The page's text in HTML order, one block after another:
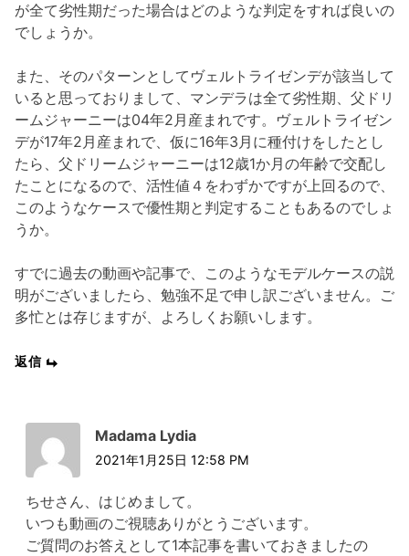
が全て劣性期だった場合はどのような判定をすれば良いの
でしょうか。
また、そのパターンとしてヴェルトライゼンデが該当して
いると思っておりまして、マンデラは全て劣性期、父ドリ
ームジャーニーは04年2月産まれです。ヴェルトライゼン
デが17年2月産まれで、仮に16年3月に種付けをしたとし
たら、父ドリームジャーニーは12歳1か月の年齢で交配し
たことになるので、活性値４をわずかですが上回るので、
このようなケースで優性期と判定することもあるのでしょ
うか。
すでに過去の動画や記事で、このようなモデルケースの説
明がございましたら、勉強不足で申し訳ございません。ご
多忙とは存じますが、よろしくお願いします。
返信
Madama Lydia
2021年1月25日 12:58 PM
ちせさん、はじめまして。
いつも動画のご視聴ありがとうございます。
ご質問のお答えとして1本記事を書いておきましたの